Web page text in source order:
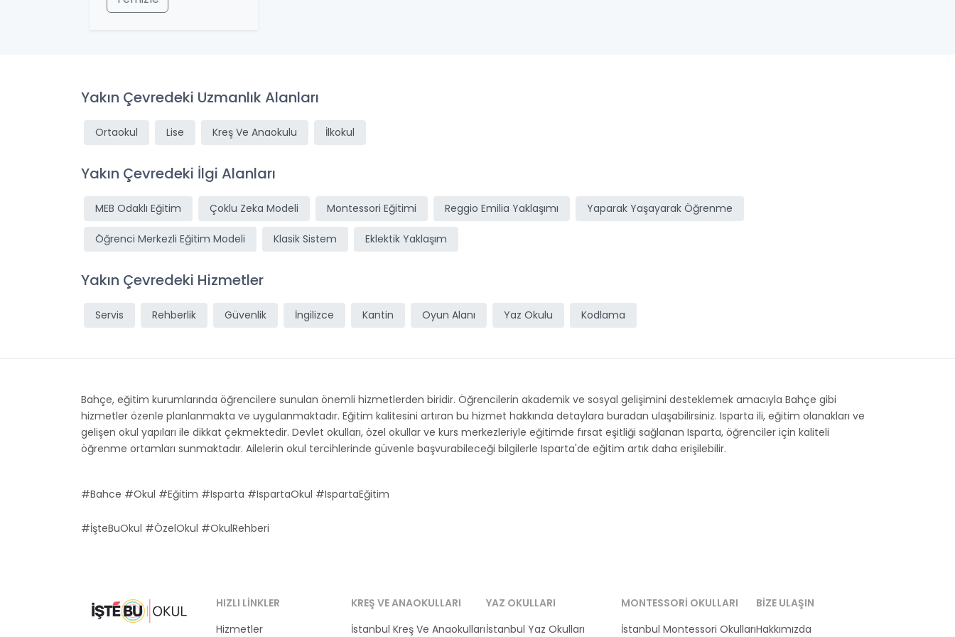
Yakın Çevredeki Uzmanlık Alanları
Ortaokul Lise Kreş Ve Anaokulu İlkokul
Yakın Çevredeki İlgi Alanları
MEB Odaklı Eğitim Çoklu Zeka Modeli Montessori Eğitimi Reggio Emilia Yaklaşımı Yaparak Yaşayarak Öğrenme
Öğrenci Merkezli Eğitim Modeli Klasik Sistem Eklektik Yaklaşım
Yakın Çevredeki Hizmetler
Servis Rehberlik Güvenlik İngilizce Kantin Oyun Alanı Yaz Okulu Kodlama
Bahçe, eğitim kurumlarında öğrencilere sunulan önemli hizmetlerden biridir. Öğrencilerin akademik ve sosyal gelişimini desteklemek amacıyla Bahçe gibi
hizmetler özenle planlanmakta ve uygulanmaktadır. Eğitim kalitesini artıran bu hizmet hakkında detaylara buradan ulaşabilirsiniz. Isparta ili, eğitim olanakları ve
gelişen okul yapıları ile dikkat çekmektedir. Devlet okulları, özel okullar ve kurs merkezleriyle eğitimde fırsat eşitliği sağlanan Isparta, öğrenciler için kaliteli
öğrenme ortamları sunmaktadır. Ailelerin okul tercihlerinde güvenle başvurabileceği bilgilerle Isparta'de eğitim artık daha erişilebilir.
#Bahce #Okul #Eğitim #Isparta #IspartaOkul #IspartaEğitim
#İşteBuOkul #ÖzelOkul #OkulRehberi
HIZLI LINKLER
Hizmetler
KREŞ VE ANAOKULLARI
İstanbul Kreş Ve Anaokulları
YAZ OKULLARI
İstanbul Yaz Okulları
MONTESSORI OKULLARI
İstanbul Montessori Okulları
BIZE ULAŞIN
Hakkımızda